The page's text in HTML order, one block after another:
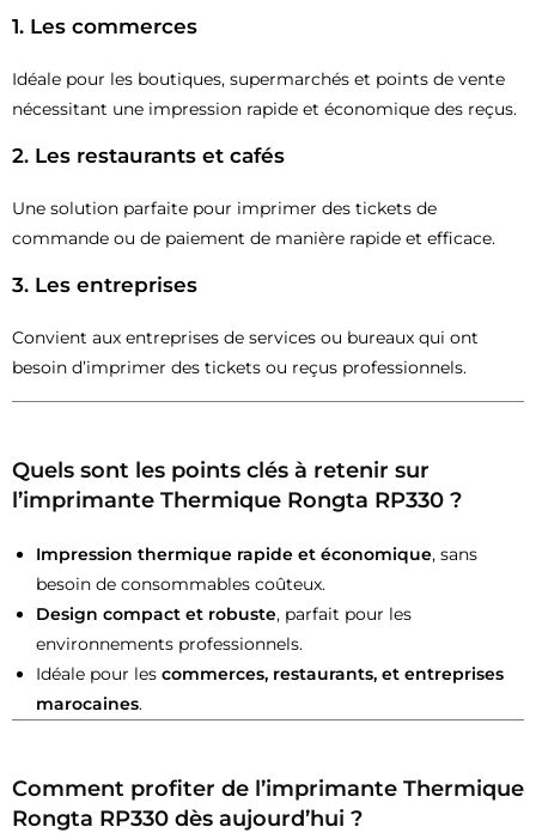
1. Les commerces
Idéale pour les boutiques, supermarchés et points de vente
nécessitant une impression rapide et économique des reçus.
2. Les restaurants et cafés
Une solution parfaite pour imprimer des tickets de
commande ou de paiement de manière rapide et efficace.
3. Les entreprises
Convient aux entreprises de services ou bureaux qui ont
besoin d’imprimer des tickets ou reçus professionnels.
Quels sont les points clés à retenir sur
l’imprimante Thermique Rongta RP330 ?
Impression thermique rapide et économique, sans
besoin de consommables coûteux.
Design compact et robuste, parfait pour les
environnements professionnels.
Idéale pour les commerces, restaurants, et entreprises
marocaines.
Comment profiter de l’imprimante Thermique
Rongta RP330 dès aujourd’hui ?